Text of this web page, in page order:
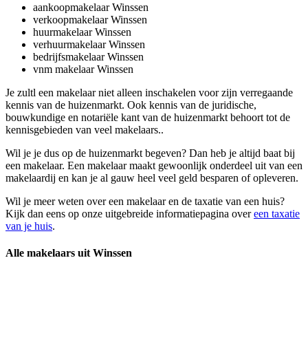
aankoopmakelaar Winssen
verkoopmakelaar Winssen
huurmakelaar Winssen
verhuurmakelaar Winssen
bedrijfsmakelaar Winssen
vnm makelaar Winssen
Je zultl een makelaar niet alleen inschakelen voor zijn verregaande
kennis van de huizenmarkt. Ook kennis van de juridische,
bouwkundige en notariële kant van de huizenmarkt behoort tot de
kennisgebieden van veel makelaars..
Wil je je dus op de huizenmarkt begeven? Dan heb je altijd baat bij
een makelaar. Een makelaar maakt gewoonlijk onderdeel uit van een
makelaardij en kan je al gauw heel veel geld besparen of opleveren.
Wil je meer weten over een makelaar en de taxatie van een huis?
Kijk dan eens op onze uitgebreide informatiepagina overeen taxatie
van je huis.
Alle makelaars uit Winssen